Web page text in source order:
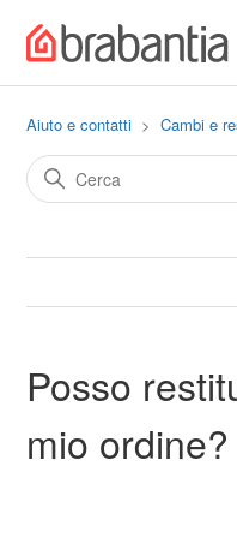
Aiuto e contatti Cambi e
Posso
mio ordine?